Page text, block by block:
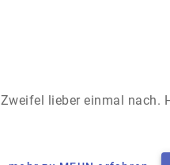
lieber einmal nach.